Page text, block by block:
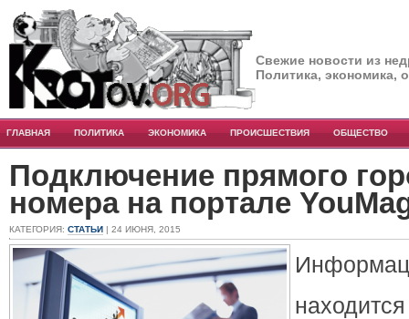
Свежие новости из
Политика, экономика,
ГЛАВНАЯ ПОЛИТИКА ЭКОНОМИКА ПРОИСШЕСТВИЯ ОБЩЕСТВО
Подключение прямого
номера на портале
КАТЕГОРИЯ: СТАТЬИ | 24 ИЮНЯ, 2015